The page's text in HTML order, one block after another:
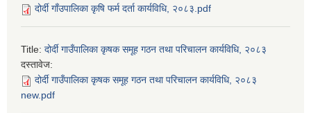
दोर्दी गाँउपालिका कृषि फर्म दर्ता कार्यविधि, २०८३.pdf
Title: दोर्दी गाउँपालिका कृषक समूह गठन तथा परिचालन कार्यविधि, २०८३
दस्तावेज:
दोर्दी गाउँपालिका कृषक समूह गठन तथा परिचालन कार्यविधि, २०८३
new.pdf